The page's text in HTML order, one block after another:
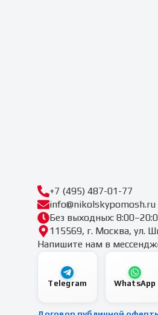
+7 (495) 487-01-77
info@nikolskypomosh.ru
Без выходных:
115569, г. Москва, ул.
Напишите нам в
Telegram WhatsApp